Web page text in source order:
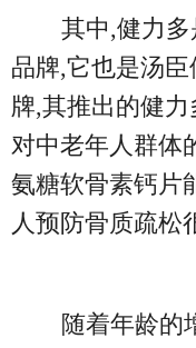
其中,健力
品牌,它也是汤
牌,其推出的健
对中老年人群体
氨糖软骨素钙片
人预防骨质疏松
随着年龄的